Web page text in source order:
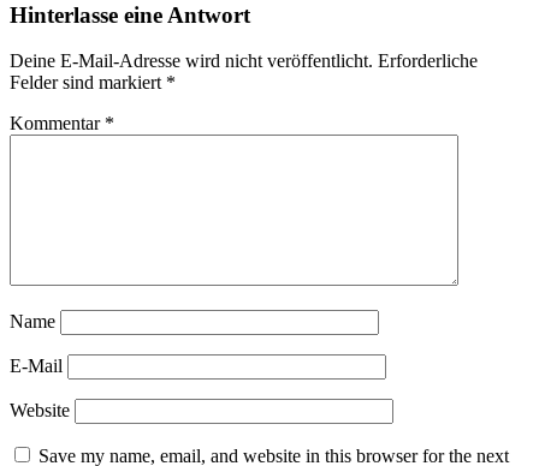
Hinterlasse eine Antwort
Deine E-Mail-Adresse wird nicht veröffentlicht. Erforderliche
Felder sind markiert *
Kommentar *
Name
E-Mail
Website
Save my name, email, and website in this browser for the next